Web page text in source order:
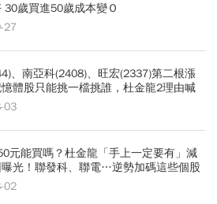
30歲買進50歲成本變Ｏ
27
、南亞科(2408)、旺宏(2337)第二根漲
體股只能挑一檔挑誰，杜金龍2理由喊
03
元能買嗎？杜金龍「手上一定要有」減
光！聯發科、聯電…逆勢加碼這些個股
02